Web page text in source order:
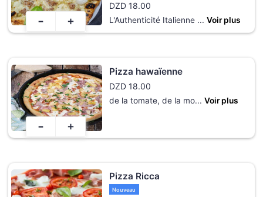
DZD 18.00
L'Authenticité Italienne ... Voir plus
- +
Pizza hawaïenne
DZD 18.00
de la tomate, de la mo... Voir plus
- +
Pizza Ricca
Nouveau